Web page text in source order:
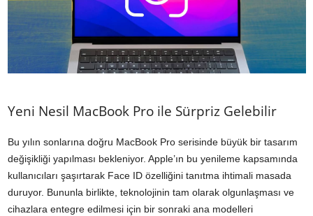
Yeni Nesil MacBook Pro ile Sürpriz Gelebilir
Bu yılın sonlarına doğru MacBook Pro serisinde büyük bir tasarım
değişikliği yapılması bekleniyor. Apple’ın bu yenileme kapsamında
kullanıcıları şaşırtarak Face ID özelliğini tanıtma ihtimali masada
duruyor. Bununla birlikte, teknolojinin tam olarak olgunlaşması ve
cihazlara entegre edilmesi için bir sonraki ana modelleri